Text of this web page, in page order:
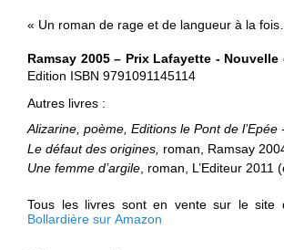
« Un roman de rage et de langueur à la
Ramsay 2005 – Prix Lafayette - Nouvelle
Edition ISBN 9791091145114
Autres livres :
Alizarine, poème, Editions le Pont de l’Epée
Le défaut des origines, roman, Ramsay
Une femme d’argile , roman, L’Editeur 2011
Tous les livres sont en vente sur le site
Bollardière sur Amazon